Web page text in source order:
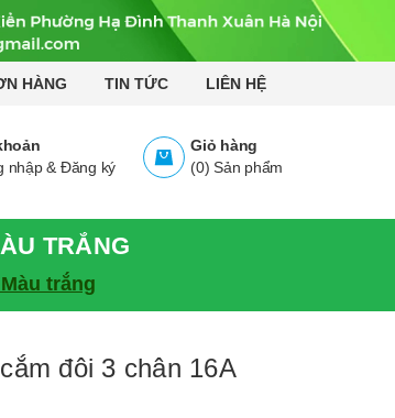
HÀNG TIN TỨC LIÊN HỆ
Giỏ hàng
(0) Sản phẩm
nhập& Đăng ký
TRẮNG
trắng
đôi 3 chân 16A